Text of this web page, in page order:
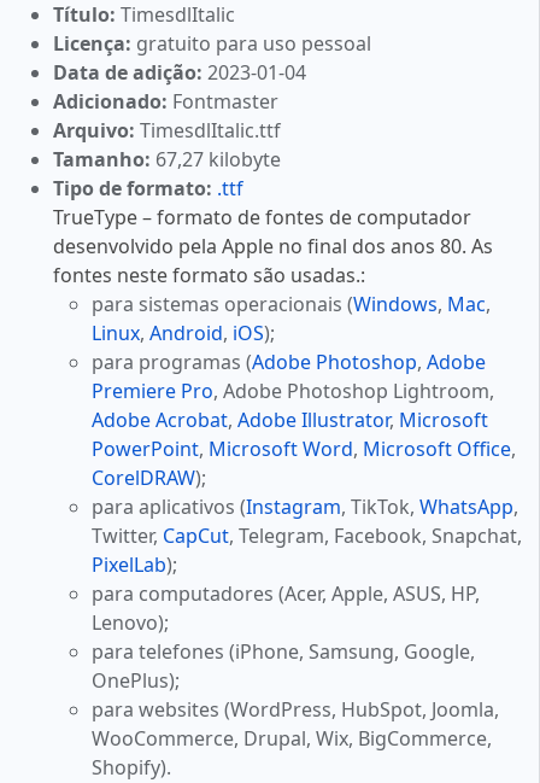
Título: TimesdlItalic
Licença: gratuito para uso pessoal
Data de adição: 2023-01-04
Adicionado: Fontmaster
Arquivo: TimesdlItalic.ttf
Tamanho: 67,27 kilobyte
Tipo de formato: .ttf
TrueType – formato de fontes de computador
desenvolvido pela Apple no final dos anos 80. As
fontes neste formato são usadas.:
para sistemas operacionais (Windows, Mac,
Linux, Android, iOS);
para programas (Adobe Photoshop, Adobe
Premiere Pro, Adobe Photoshop Lightroom,
Adobe Acrobat, Adobe Illustrator, Microsoft
PowerPoint, Microsoft Word, Microsoft Office,
CorelDRAW);
para aplicativos (Instagram, TikTok, WhatsApp,
Twitter, CapCut, Telegram, Facebook, Snapchat,
PixelLab);
para computadores (Acer, Apple, ASUS, HP,
Lenovo);
para telefones (iPhone, Samsung, Google,
OnePlus);
para websites (WordPress, HubSpot, Joomla,
WooCommerce, Drupal, Wix, BigCommerce,
Shopify).